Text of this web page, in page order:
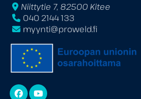
Niittytie 7, 82500 Kitee
040 2144 133
myynti@proweld.fi
Facebook
YouTube